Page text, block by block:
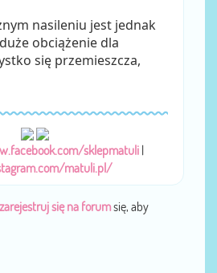
nasileniu jest jednak
obciążenie dla
się przemieszcza,
sklepmatuli |
matuli.pl/
zarejestruj się na forumsię, aby